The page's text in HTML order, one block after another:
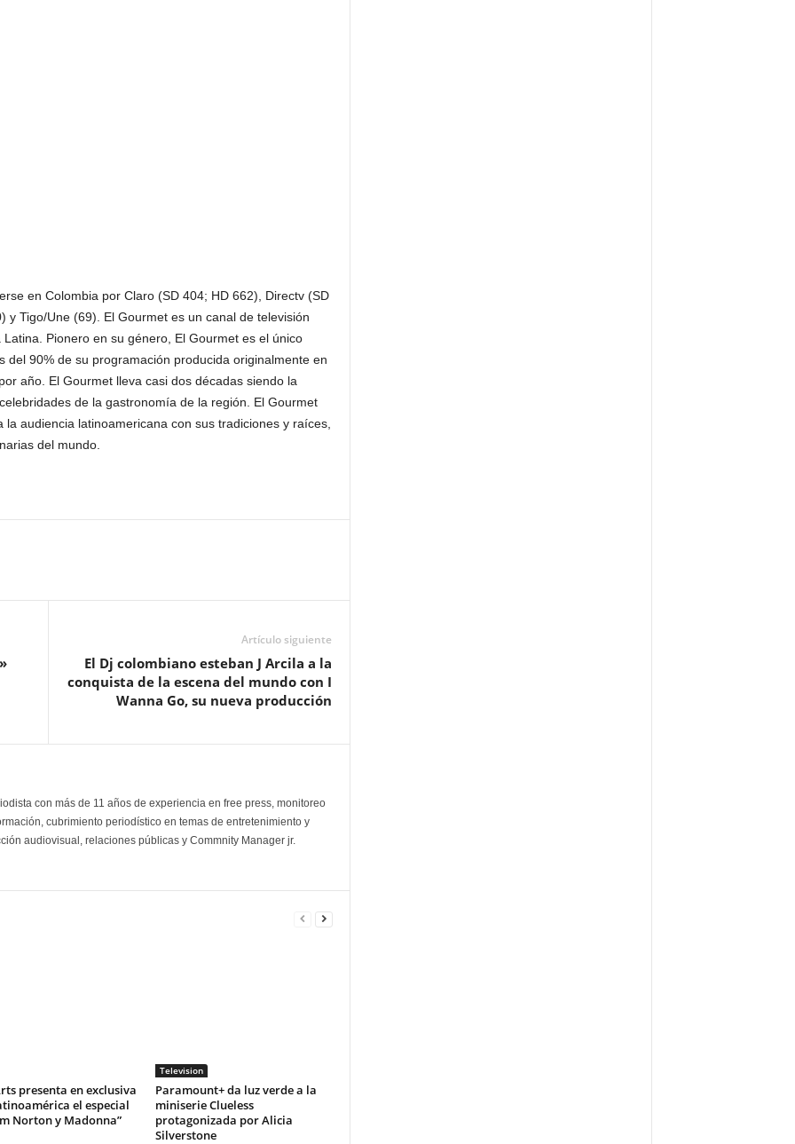
en Colombia por Claro (SD 404; HD 662), Directv (SD
y Tigo/Une (69). El Gourmet es un canal de televisión
Pionero en su género, El Gourmet es el único
del 90% de su programación producida originalmente en
año. El Gourmet lleva casi dos décadas siendo la
de la gastronomía de la región. El Gourmet
audiencia latinoamericana con sus tradiciones y raíces,
del mundo.
Artículo siguiente
El Dj colombiano esteban J Arcila a la
conquista de la escena del mundo con I
Wanna Go, su nueva producción
con más de 11 años de experiencia en free press, monitoreo
cubrimiento periodístico en temas de entretenimiento y
audiovisual, relaciones públicas y Commnity Manager jr.
presenta en exclusiva
el especial
Norton y Madonna”
Television
Paramount+ da luz verde a la
miniserie Clueless
protagonizada por Alicia
Silverstone